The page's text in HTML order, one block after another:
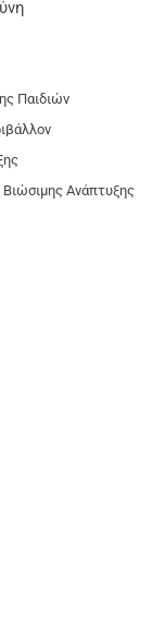
Παιδιών
Βιώσιμης Ανάπτυξης